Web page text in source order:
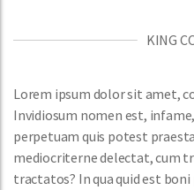
KING
Lorem ipsum dolor sit amet,
Invidiosum nomen est,
perpetuam quis potest
mediocriterne delectat, cum
tractatos? In qua quid est